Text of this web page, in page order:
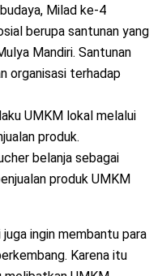
Milad ke-4
berupa santunan yang
Mandiri. Santunan
organisasi terhadap
UMKM lokal melalui
produk.
belanja sebagai
produk UMKM
ingin membantu para
Karena itu